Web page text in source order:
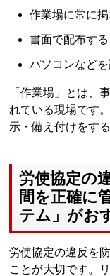
作業場に常に
書面で配布する
パソコンなど
「作業場」とは、
れている現場です
示・備え付けをす
労使協定の
間を正確に
テム」がお
労使協定の違反を
ことが大切です。